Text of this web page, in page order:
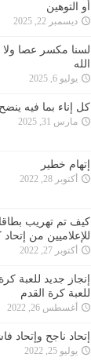
أو التوهين
ديسمبر 22, 2025
لسنا مكسر عصا
الله
يوليو 6, 2025
كل إناء بما فيه ينضح
مارس 31, 2025
إتهام خطير
أكتوبر 28, 2022
كيف تم تهريب
للإعلاميين من إتحاد
أكتوبر 27, 2022
إنجاز جديد للعبة
للعبة كرة القدم
أغسطس 26, 2022
إتحاد ناجح وإتحاد
يوليو 25, 2022